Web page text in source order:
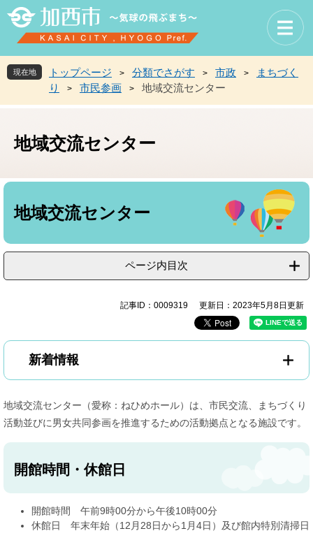
先
頭
を
飛
現在地 トップページ > 分類でさがす > 市政 >
まちづく
り
> 市民参画 > 地域交流センター
地域交流センター
本
地域交流センター
ページ内目次
記事ID：0009319 更新日：2023年5月8日更新
新着情報
地域交流センター（愛称：ねひめホール）は、市民交流、まちづくり
活動並びに男女共同参画を推進するための活動拠点となる施設です。
開館時間・休館日
開館時間 午前9時00分から午後10時00分
休館日 年末年始（12月28日から1月4日）及び館内特別清掃日